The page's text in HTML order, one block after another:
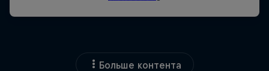
Больше контента